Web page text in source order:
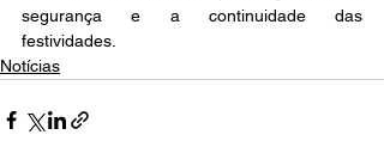
segurança e a continuidade das
festividades.
Notícias